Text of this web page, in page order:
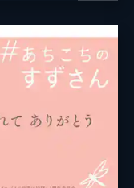
コトリンゴ
MAPPA